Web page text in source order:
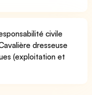
civile
dresseuse
(exploitation et